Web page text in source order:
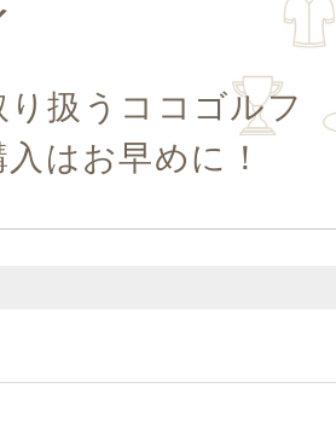
扱うココゴルフ
入はお早めに！